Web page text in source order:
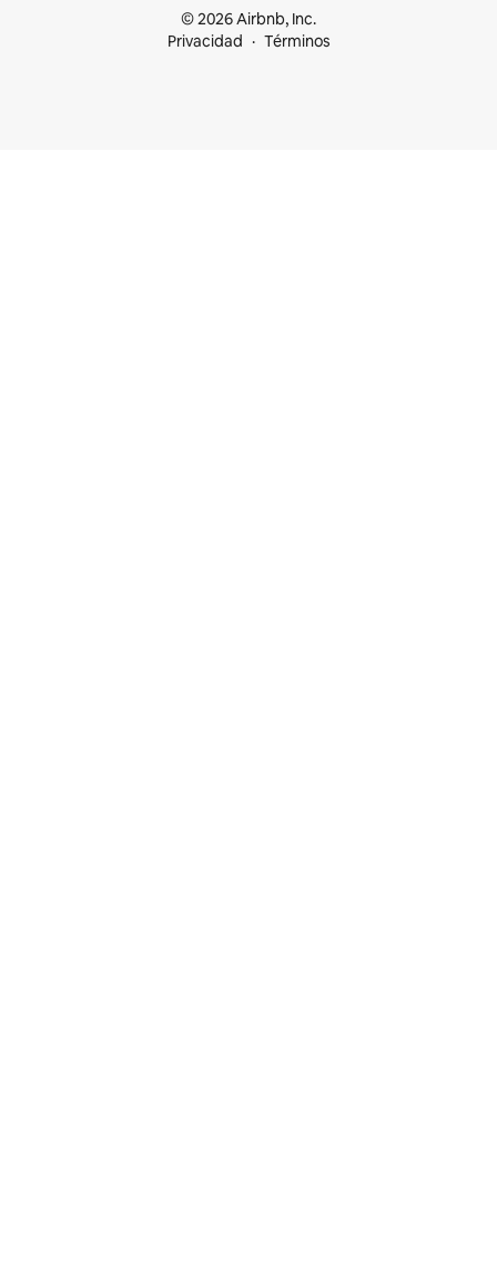
© 2026 Airbnb, Inc.
Privacidad
Términos